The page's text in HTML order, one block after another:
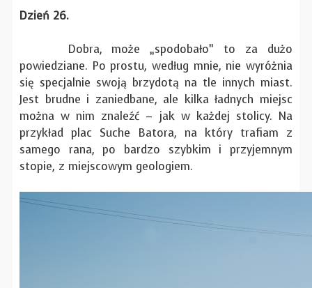
Dzień 26.
Dobra, może „spodobało” to za dużo
powiedziane. Po prostu, według mnie, nie wyróżnia
się specjalnie swoją brzydotą na tle innych miast.
Jest brudne i zaniedbane, ale kilka ładnych miejsc
można w nim znaleźć – jak w każdej stolicy. Na
przykład plac Suche Batora, na który trafiam z
samego rana, po bardzo szybkim i przyjemnym
stopie, z miejscowym geologiem.